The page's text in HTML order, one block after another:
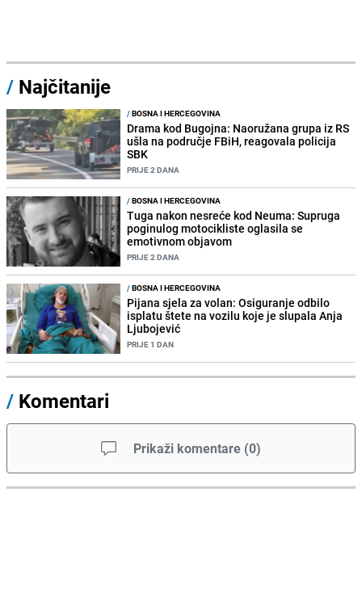
/ Najčitanije
/BOSNA I HERCEGOVINA
Drama kod Bugojna: Naoružana grupa iz RS
ušla na područje FBiH, reagovala policija
SBK
PRIJE 2 DANA
/BOSNA I HERCEGOVINA
Tuga nakon nesreće kod Neuma: Supruga
poginulog motocikliste oglasila se
emotivnom objavom
PRIJE 2 DANA
/BOSNA I HERCEGOVINA
Pijana sjela za volan: Osiguranje odbilo
isplatu štete na vozilu koje je slupala Anja
Ljubojević
PRIJE 1 DAN
/ Komentari
Prikaži komentare (0)